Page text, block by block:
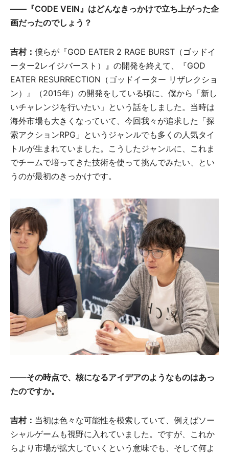
――『CODE VEIN』はどんなきっかけで立ち上がった企
画だったのでしょう？
吉村： 僕らが『GOD EATER 2 RAGE BURST（ゴッドイ
ーター2レイジバースト）』の開発を終えて、『GOD
EATER RESURRECTION（ゴッドイーター リザレクショ
ン）』（2015年）の開発をしている頃に、僕から「新し
いチャレンジを行いたい」という話をしました。当時は
海外市場も大きくなっていて、今回我々が追求した「探
索アクションRPG」というジャンルでも多くの人気タイ
トルが生まれていました。こうしたジャンルに、これま
でチームで培ってきた技術を使って挑んでみたい、とい
うのが最初のきっかけです。
――その時点で、核になるアイデアのようなものはあっ
たのですか。
吉村： 当初は色々な可能性を模索していて、例えばソー
シャルゲームも視野に入れていました。ですが、これか
らより市場が拡大していくという意味でも、そして何よ